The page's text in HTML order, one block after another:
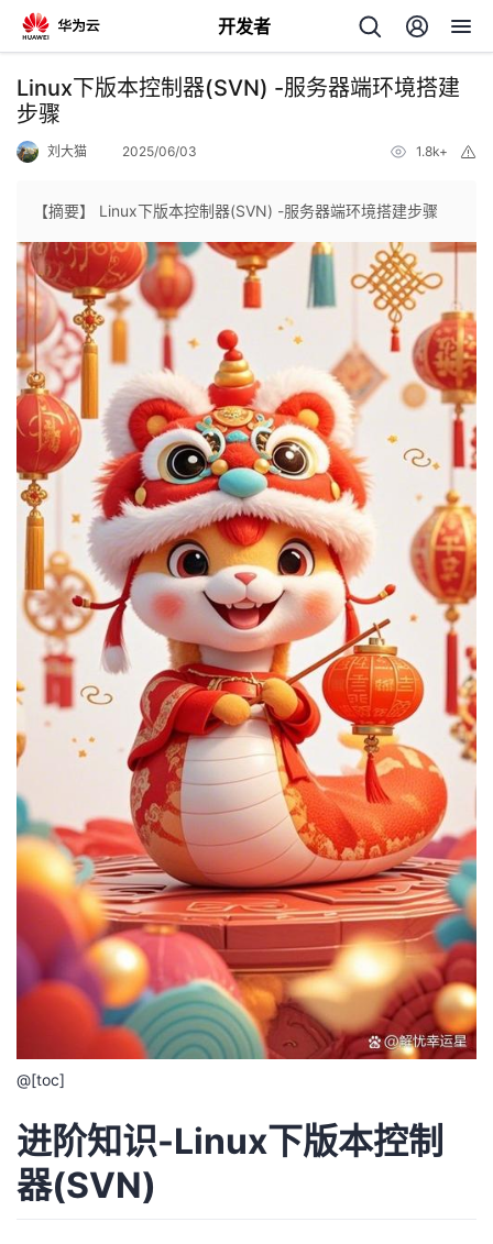
开发者
返
回
个
人
主
页
我
的
开
发
者
我
的
我
子
直
播
的
活
我
的
我
的
发
者
学
我
Programs
的
持
Linux下版本控制器(SVN) -服务器端环境搭建
步骤
刘大猫 2025/06/03 1.8k+
【摘要】 Linux下版本控制器(SVN) -服务器端环境搭建步骤
@[toc]
进阶知识-Linux下版本控制
器(SVN)